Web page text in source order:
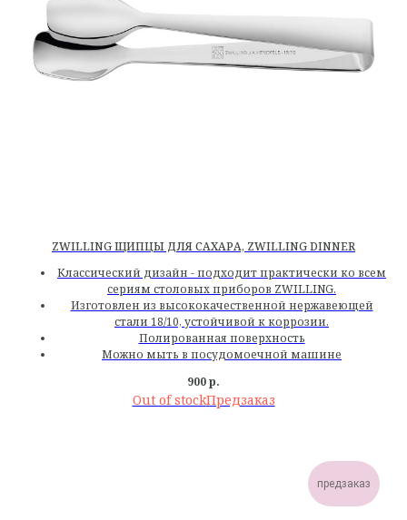
ZWILLING ЩИПЦЫ ДЛЯ САХАРА, ZWILLING DINNER
Классический дизайн - подходит практически ко всем
сериям столовых приборов ZWILLING.
Изготовлен из высококачественной нержавеющей
стали 18/10, устойчивой к коррозии.
Полированная поверхность
Можно мыть в посудомоечной машине
900р.
Out of stock
предзаказ